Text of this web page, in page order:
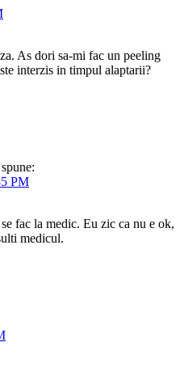
As dori sa-mi fac un peeling
interzis in timpul alaptarii?
spune:
PM
fac la medic. Eu zic ca nu e ok,
medicul.